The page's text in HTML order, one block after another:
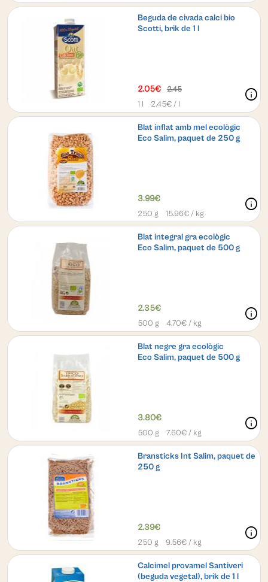
Beguda de civada calci bio
Scotti, brik de 1 l
2.05€ 2.45
1 l 2.45€ / l
info
Blat inflat amb mel ecològic
Eco Salim, paquet de 250 g
3.99€
250 g 15.96€ / kg
info
Blat integral gra ecològic
Eco Salim, paquet de 500 g
2.35€
500 g 4.70€ / kg
info
Blat negre gra ecològic
Eco Salim, paquet de 500 g
3.80€
500 g 7.60€ / kg
info
Bransticks Int Salim, paquet de
250 g
2.39€
250 g 9.56€ / kg
info
Calcimel provamel Santiveri
(beguda vegetal), brik de 1 l